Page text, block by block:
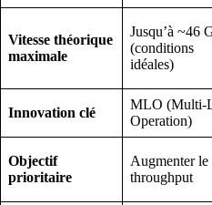
Vitesse théorique
maximale
Jusqu’à ~46
(conditions
idéales)
Innovation clé
MLO (Multi-
Operation)
Objectif
prioritaire
Augmenter le
throughput